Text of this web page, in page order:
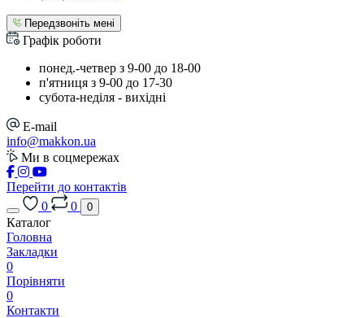
Передзвоніть мені
Графік роботи
понед.-четвер з 9-00 до 18-00
п'ятниця з 9-00 до 17-30
cубота-неділя - вихідні
E-mail
info@makkon.ua
Ми в соцмережах
Перейти до контактів
0
0 0
Каталог
Головна
Закладки
0
Порівняти
0
Контакти